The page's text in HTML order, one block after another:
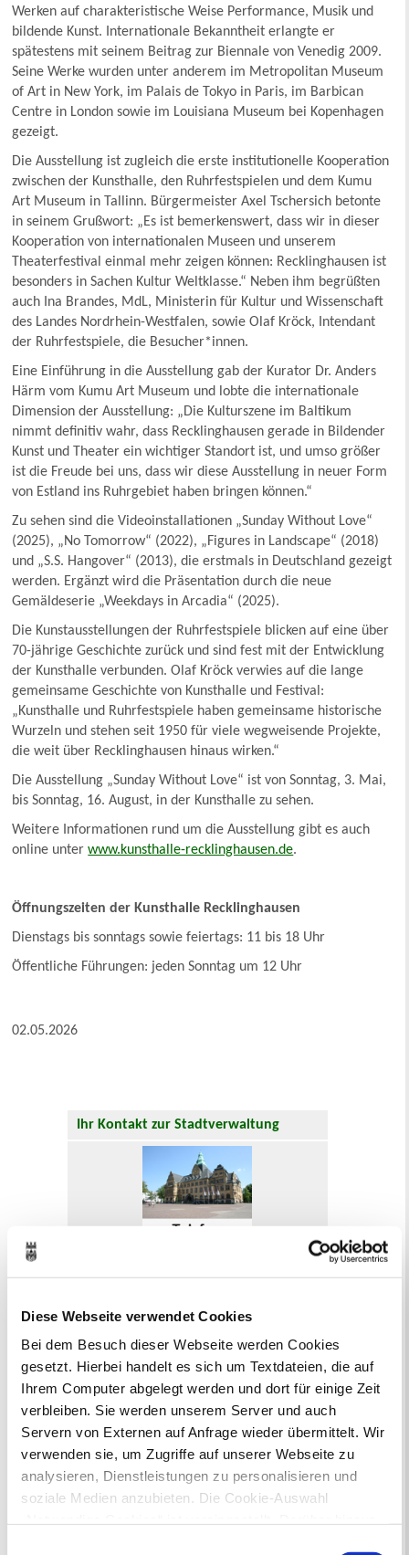
Diese Webseite verwendet Cookies
Bei dem Besuch dieser Webseite werden Cookies
gesetzt. Hierbei handelt es sich um Textdateien, die auf
Ihrem Computer abgelegt werden und dort für einige Zeit
verbleiben. Sie werden unserem Server und auch
Servern von Externen auf Anfrage wieder übermittelt. Wir
verwenden sie, um Zugriffe auf unserer Webseite zu
analysieren, Dienstleistungen zu personalisieren und
soziale Medien anzubieten. Die Cookie-Auswahl
Werken auf charakteristische Weise Performance, Musik und
bildende Kunst. Internationale Bekanntheit erlangte er
spätestens mit seinem Beitrag zur Biennale von Venedig 2009.
Seine Werke wurden unter anderem im Metropolitan Museum
of Art in New York, im Palais de Tokyo in Paris, im Barbican
Centre in London sowie im Louisiana Museum bei Kopenhagen
gezeigt.
Die Ausstellung ist zugleich die erste institutionelle Kooperation
zwischen der Kunsthalle, den Ruhrfestspielen und dem Kumu
Art Museum in Tallinn. Bürgermeister Axel Tschersich betonte
in seinem Grußwort: „Es ist bemerkenswert, dass wir in dieser
Kooperation von internationalen Museen und unserem
Theaterfestival einmal mehr zeigen können: Recklinghausen ist
besonders in Sachen Kultur Weltklasse.“ Neben ihm begrüßten
auch Ina Brandes, MdL, Ministerin für Kultur und Wissenschaft
des Landes Nordrhein-Westfalen, sowie Olaf Kröck, Intendant
der Ruhrfestspiele, die Besucher*innen.
Eine Einführung in die Ausstellung gab der Kurator Dr. Anders
Härm vom Kumu Art Museum und lobte die internationale
Dimension der Ausstellung: „Die Kulturszene im Baltikum
nimmt definitiv wahr, dass Recklinghausen gerade in Bildender
Kunst und Theater ein wichtiger Standort ist, und umso größer
ist die Freude bei uns, dass wir diese Ausstellung in neuer Form
von Estland ins Ruhrgebiet haben bringen können.“
Zu sehen sind die Videoinstallationen „Sunday Without Love“
(2025), „No Tomorrow“ (2022), „Figures in Landscape“ (2018)
und „S.S. Hangover“ (2013), die erstmals in Deutschland gezeigt
werden. Ergänzt wird die Präsentation durch die neue
Gemäldeserie „Weekdays in Arcadia“ (2025).
Die Kunstausstellungen der Ruhrfestspiele blicken auf eine über
70-jährige Geschichte zurück und sind fest mit der Entwicklung
der Kunsthalle verbunden. Olaf Kröck verwies auf die lange
gemeinsame Geschichte von Kunsthalle und Festival:
„Kunsthalle und Ruhrfestspiele haben gemeinsame historische
Wurzeln und stehen seit 1950 für viele wegweisende Projekte,
die weit über Recklinghausen hinaus wirken.“
Die Ausstellung „Sunday Without Love“ ist von Sonntag, 3. Mai,
bis Sonntag, 16. August, in der Kunsthalle zu sehen.
Weitere Informationen rund um die Ausstellung gibt es auch
online unterwww.kunsthalle-recklinghausen.de.
Öffnungszeiten der Kunsthalle Recklinghausen
Dienstags bis sonntags sowie feiertags: 11 bis 18 Uhr
Öffentliche Führungen: jeden Sonntag um 12 Uhr
02.05.2026
Ihr Kontakt zur Stadtverwaltung
Beurkundung Vaterschaft, Sorge
Gewerbeangelegenheiten
Urkundenservice
Online-Service (Serviceportal)
Kontaktformular
Öffnungszeiten
E-Rechnung FAQ
Bürgerservice von A-Z
Ausweisstatus